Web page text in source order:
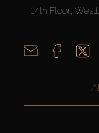
14th Floor,